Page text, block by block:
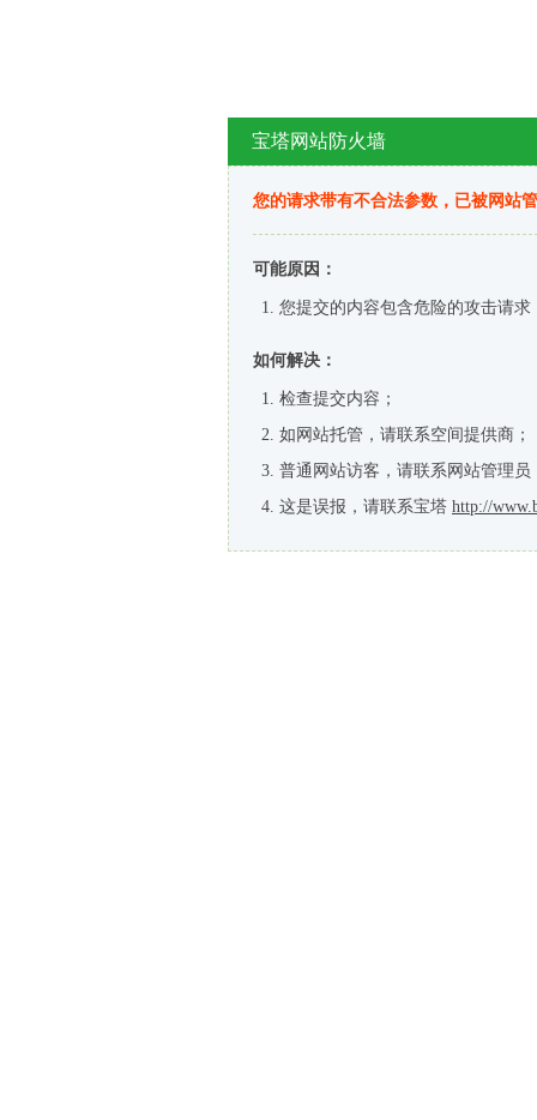
宝塔网站防火墙
您的请求带有不合法参数，已被网站
可能原因：
您提交的内容包含危险的攻击请求
如何解决：
检查提交内容；
如网站托管，请联系空间提供商；
普通网站访客，请联系网站管理员
这是误报，请联系宝塔 http://